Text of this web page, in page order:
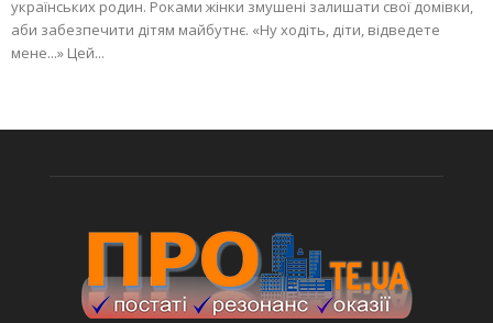
українських родин. Роками жінки змушені залишати свої домівки,
аби забезпечити дітям майбутнє. «Ну ходіть, діти, відведете
мене...» Цей...